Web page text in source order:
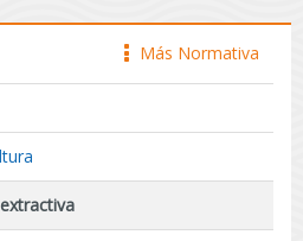
icono
Más Normativa